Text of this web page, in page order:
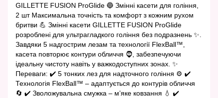
GILLETTE FUSION ProGlide 🔵 Змінні касети для гоління,
2 шт Максимальна точність та комфорт з кожним рухом
бритви 💪 Змінні касети GILLETTE FUSION ProGlide
розроблені для ультрагладкого гоління без подразнень ✨.
Завдяки 5 надгострим лезам та технології FlexBall™,
касета повторює контури обличчя 🧔, забезпечуючи
ідеальну чистоту навіть у важкодоступних зонах. ✨
Переваги: ✔️ 5 тонких лез для надточного гоління ⚙️ ✔️
Технологія FlexBall™ – адаптується до контурів обличчя
🔄 ✔️ Зволожувальна смужка – м’яке ковзання 💧 ✔️